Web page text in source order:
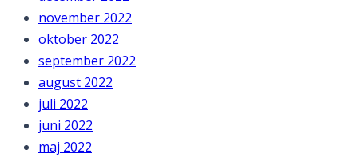
november 2022
oktober 2022
september 2022
august 2022
juli 2022
juni 2022
maj 2022